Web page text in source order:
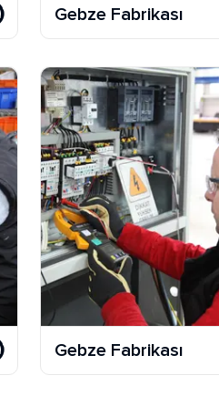
Gebze Fabrikası
Gebze Fabrikası